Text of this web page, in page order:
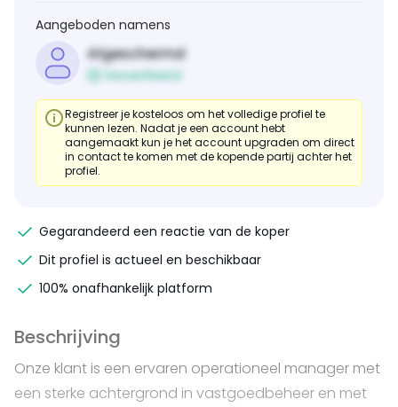
Aangeboden namens
Afgeschermd
Geverifieerd
Registreer je kosteloos om het volledige profiel te
kunnen lezen. Nadat je een account hebt
aangemaakt kun je het account upgraden om direct
in contact te komen met de kopende partij achter het
profiel.
Gegarandeerd een reactie van de koper
Dit profiel is actueel en beschikbaar
100% onafhankelijk platform
Beschrijving
Onze klant is een ervaren operationeel manager met
een sterke achtergrond in vastgoedbeheer en met